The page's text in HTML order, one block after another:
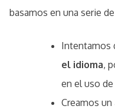
basamos en una serie
Intentamos
el idioma,
en el uso de
Creamos un